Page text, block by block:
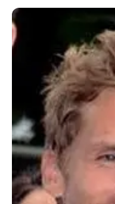
FAITS DIVERS
TRANSPORTS
ÉCONOMIE
POLITIQUE
SPORT
CULTURE